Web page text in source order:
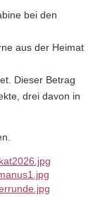
bei den
aus der Heimat
Dieser Betrag
drei davon in